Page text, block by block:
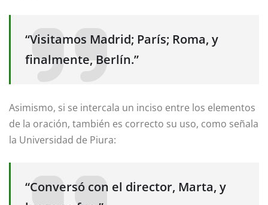
“Visitamos Madrid; París; Roma, y
finalmente, Berlín.”
Asimismo, si se intercala un inciso entre los elementos
de la oración, también es correcto su uso, como señala
la Universidad de Piura:
“Conversó con el director, Marta, y